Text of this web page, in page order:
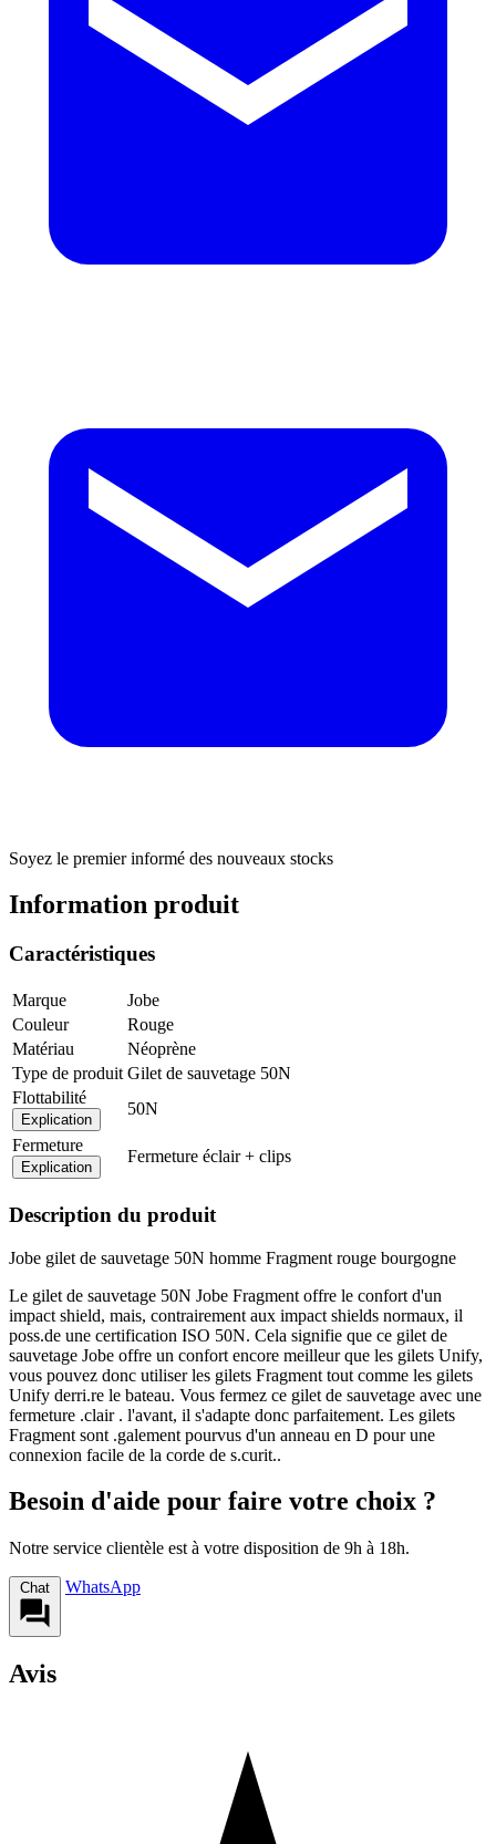
Soyez le premier informé des nouveaux stocks
Information produit
Caractéristiques
Marque
Jobe
Couleur
Rouge
Matériau
Néoprène
Type de produit Gilet de sauvetage 50N
Flottabilité
Explication
50N
Fermeture
Explication
Fermeture éclair + clips
Description du produit
Jobe gilet de sauvetage 50N homme Fragment rouge bourgogne
Le gilet de sauvetage 50N Jobe Fragment offre le confort d'un
impact shield, mais, contrairement aux impact shields normaux, il
poss.de une certification ISO 50N. Cela signifie que ce gilet de
sauvetage Jobe offre un confort encore meilleur que les gilets Unify,
vous pouvez donc utiliser les gilets Fragment tout comme les gilets
Unify derri.re le bateau. Vous fermez ce gilet de sauvetage avec une
fermeture .clair . l'avant, il s'adapte donc parfaitement. Les gilets
Fragment sont .galement pourvus d'un anneau en D pour une
connexion facile de la corde de s.curit..
Besoin d'aide pour faire votre choix ?
Notre service clientèle est à votre disposition de 9h à 18h.
Chat WhatsApp
Avis